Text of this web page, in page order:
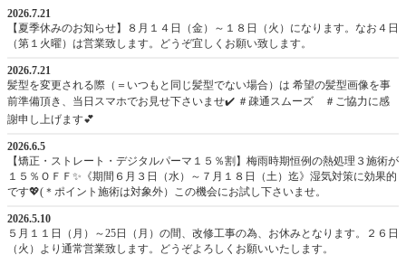
2026.7.21
【夏季休みのお知らせ】８月１４日（金）～１８日（火）になります。なお４日
（第１火曜）は営業致します。どうぞ宜しくお願い致します。
2026.7.21
髪型を変更される際（＝いつもと同じ髪型でない場合）は 希望の髪型画像を事
前準備頂き、当日スマホでお見せ下さいませ✔️ ＃疎通スムーズ ＃ご協力に感
謝申し上げます💕
2026.6.5
【矯正・ストレート・デジタルパーマ１５％割】梅雨時期恒例の熱処理３施術が
１５％ＯＦＦ✨《期間６月３日（水）～７月１８日（土）迄》湿気対策に効果的
です💖(＊ポイント施術は対象外）この機会にお試し下さいませ。
2026.5.10
５月１１日（月）～25日（月）の間、改修工事の為、お休みとなります。２６日
（火）より通常営業致します。どうぞよろしくお願いいたします。